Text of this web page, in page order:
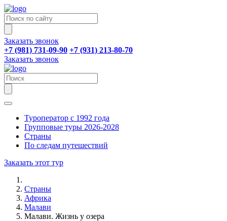
Заказать звонок
+7 (981) 731-09-90 +7 (931) 213-80-70
Заказать звонок
Туроператор с 1992 года
Групповые туры 2026-2028
Страны
По следам путешествий
Заказать этот тур
Страны
Африка
Малави
Малави. Жизнь у озера